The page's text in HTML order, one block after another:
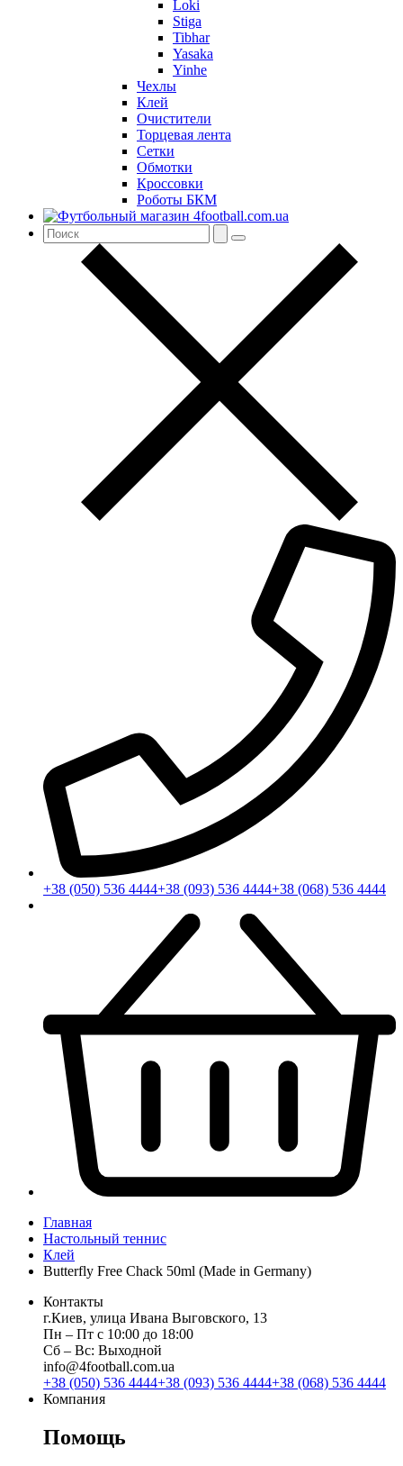
Loki
Stiga
Tibhar
Yasaka
Yinhe
Чехлы
Клей
Очистители
Торцевая лента
Сетки
Обмотки
Кроссовки
Роботы БКМ
+38 (050) 536 4444+38 (093) 536 4444+38 (068) 536 4444
Главная
Настольный теннис
Клей
Butterfly Free Chack 50ml (Made in Germany)
Контакты
г.Киев, улица Ивана Выговского, 13
Пн ‒ Пт с 10:00 до 18:00
Сб ‒ Вс: Выходной
info@4football.com.ua
+38 (050) 536 4444+38 (093) 536 4444+38 (068) 536 4444
Компания
Помощь